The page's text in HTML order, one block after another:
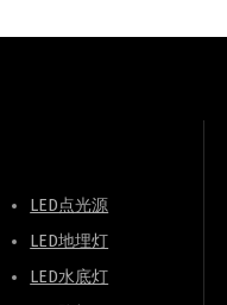
LED点光源
LED地埋灯
LED水底灯